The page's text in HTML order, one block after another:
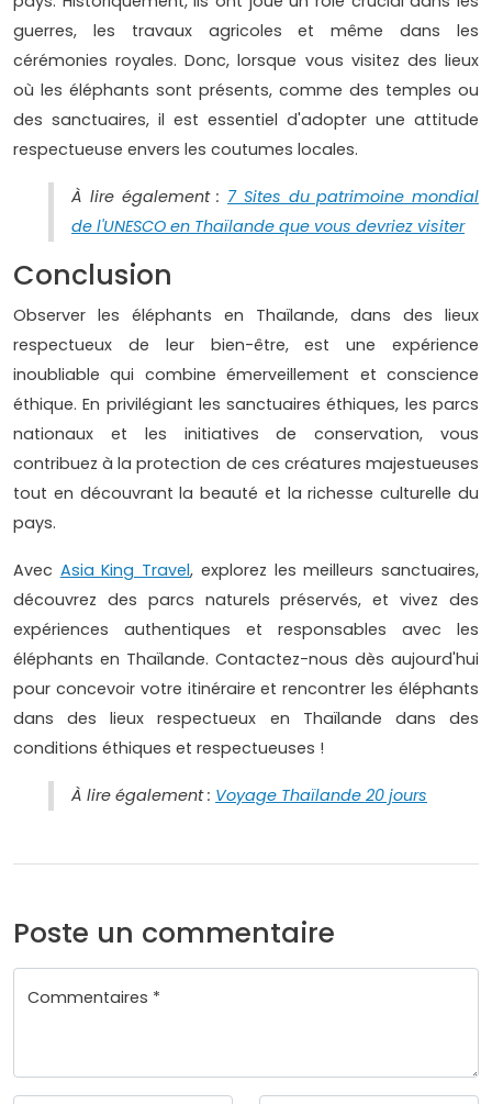
guerres, les travaux agricoles et même dans les
cérémonies royales. Donc, lorsque vous visitez des lieux
où les éléphants sont présents, comme des temples ou
des sanctuaires, il est essentiel d'adopter une attitude
respectueuse envers les coutumes locales.
À lire également : 7 Sites du patrimoine mondial
de l'UNESCO en Thaïlande que vous devriez visiter
Conclusion
Observer les éléphants en Thaïlande, dans des lieux
respectueux de leur bien-être, est une expérience
inoubliable qui combine émerveillement et conscience
éthique. En privilégiant les sanctuaires éthiques, les parcs
nationaux et les initiatives de conservation, vous
contribuez à la protection de ces créatures majestueuses
tout en découvrant la beauté et la richesse culturelle du
pays.
Avec Asia King Travel, explorez les meilleurs sanctuaires,
découvrez des parcs naturels préservés, et vivez des
expériences authentiques et responsables avec les
éléphants en Thaïlande. Contactez-nous dès aujourd'hui
pour concevoir votre itinéraire et rencontrer les éléphants
dans des lieux respectueux en Thaïlande dans des
conditions éthiques et respectueuses !
À lire également : Voyage Thaïlande 20 jours
Poste un commentaire
Commentaires *